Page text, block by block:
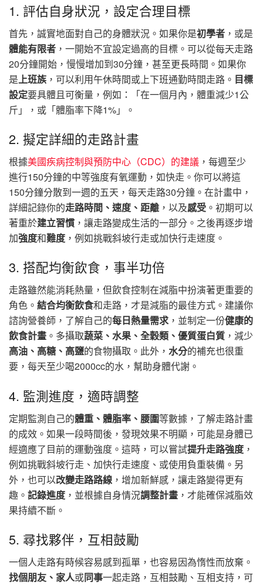
1. 評估自身狀況，設定合理目標
首先，誠實地面對自己的身體狀況。如果你是初學者 ，或是
體能有限者 ，一開始不宜設定過高的目標。可以從每天走路
20分鐘開始，慢慢增加到30分鐘，甚至更長時間。如果你
是 上班族 ，可以利用午休時間或上下班通勤時間走路。 目標
設定要具體且可衡量，例如：「在一個月內，體重減少1公
斤」，或「體脂率下降1%」。
2. 擬定詳細的走路計畫
根據美國疾病控制與預防中心（CDC）的建議 ，每週至少
進行150分鐘的中等強度有氧運動，如快走。你可以將這
150分鐘分散到一週的五天，每天走路30分鐘。在計畫中，
詳細記錄你的走路時間、速度、距離 ，以及感受 。初期可以
著重於建立習慣 ，讓走路變成生活的一部分。之後再逐步增
加強度和難度 ，例如挑戰斜坡行走或加快行走速度。
3. 搭配均衡飲食，事半功倍
走路雖然能消耗熱量，但飲食控制在減脂中扮演著更重要的
角色。 結合均衡飲食和走路，才是減脂的最佳方式。建議你
諮詢營養師，了解自己的每日熱量需求 ，並制定一份健康的
飲食計畫 。多攝取蔬菜、水果、全穀類、優質蛋白質 ，減少
高油、高糖、高鹽的食物攝取。此外， 水分的補充也很重
要，每天至少喝2000cc的水，幫助身體代謝。
4. 監測進度，適時調整
定期監測自己的體重、體脂率、腰圍等數據，了解走路計畫
的成效。如果一段時間後，發現效果不明顯，可能是身體已
經適應了目前的運動強度。這時，可以嘗試提升走路強度 ，
例如挑戰斜坡行走、加快行走速度、或使用負重裝備。另
外，也可以改變走路路線 ，增加新鮮感，讓走路變得更有
趣。 記錄進度 ，並根據自身情況調整計畫 ，才能確保減脂效
果持續不斷。
5. 尋找夥伴，互相鼓勵
一個人走路有時候容易感到孤單，也容易因為惰性而放棄。
找個朋友、家人或同事一起走路，互相鼓勵、互相支持，可